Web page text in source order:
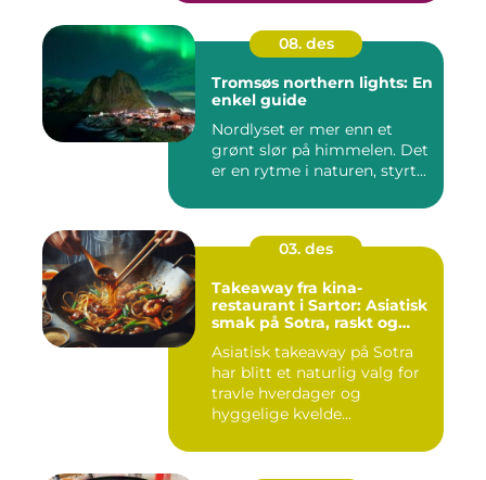
08. des
Tromsøs northern lights: En
enkel guide
Nordlyset er mer enn et
grønt slør på himmelen. Det
er en rytme i naturen, styrt...
03. des
Takeaway fra kina-
restaurant i Sartor: Asiatisk
smak på Sotra, raskt og
Asiatisk takeaway på Sotra
har blitt et naturlig valg for
travle hverdager og
hyggelige kvelde...